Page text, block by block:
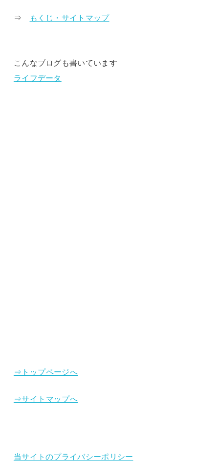
⇒ もくじ・サイトマップ
こんなブログも書いています
ライフデータ
⇒トップページへ
⇒サイトマップへ
当サイトのプライバシーポリシー